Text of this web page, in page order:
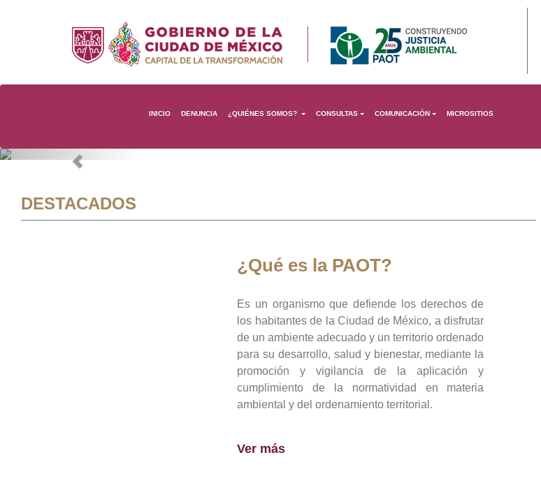
INICIO DENUNCIA ¿QUIÉNES SOMOS? CONSULTAS COMUNICACIÓN MICROSITIOS
Previous
DESTACADOS
¿Qué es la PAOT?
Es un organismo que defiende los derechos de
los habitantes de la Ciudad de México, a disfrutar
de un ambiente adecuado y un territorio ordenado
para su desarrollo, salud y bienestar, mediante la
promoción y vigilancia de la aplicación y
cumplimiento de la normatividad en materia
ambiental y del ordenamiento territorial.
Ver más